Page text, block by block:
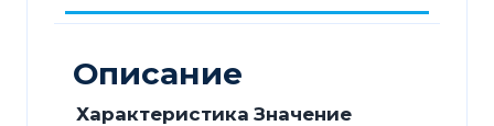
Описание
Характеристика Значение